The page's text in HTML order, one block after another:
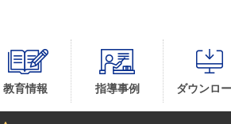
教育情報 指導事例 ダウンロ